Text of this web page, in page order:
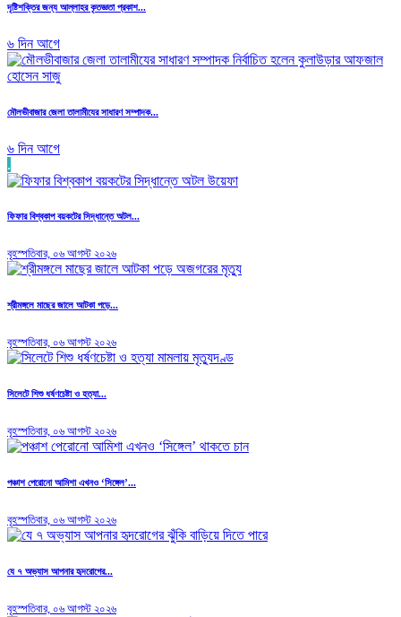
দৃষ্টিশক্তির জন্য আল্লাহর কৃতজ্ঞতা প্রকাশ...
৬ দিন আগে
মৌলভীবাজার জেলা তালামীযের সাধারণ সম্পাদক...
৬ দিন আগে
.
ফিফার বিশ্বকাপ বয়কটের সিদ্ধান্তে অটল...
বৃহস্পতিবার, ০৬ আগস্ট ২০২৬
শ্রীমঙ্গলে মাছের জালে আটকা পড়ে...
বৃহস্পতিবার, ০৬ আগস্ট ২০২৬
সিলেটে শিশু ধর্ষণচেষ্টা ও হত্যা...
বৃহস্পতিবার, ০৬ আগস্ট ২০২৬
পঞ্চাশ পেরোনো আমিশা এখনও ‘সিঙ্গেল’...
বৃহস্পতিবার, ০৬ আগস্ট ২০২৬
যে ৭ অভ্যাস আপনার হৃদরোগের...
বৃহস্পতিবার, ০৬ আগস্ট ২০২৬